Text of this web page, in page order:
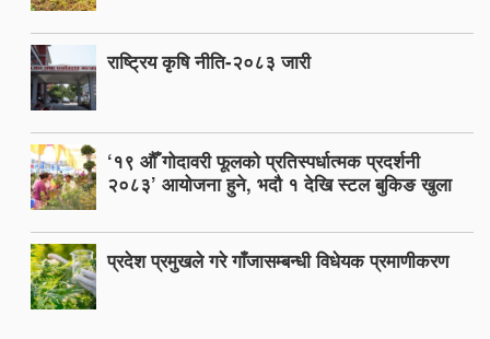
राष्ट्रिय कृषि नीति-२०८३ जारी
‘१९ औँ गोदावरी फूलको प्रतिस्पर्धात्मक प्रदर्शनी
२०८३’ आयोजना हुने, भदौ १ देखि स्टल बुकिङ खुला
प्रदेश प्रमुखले गरे गाँजासम्बन्धी विधेयक प्रमाणीकरण